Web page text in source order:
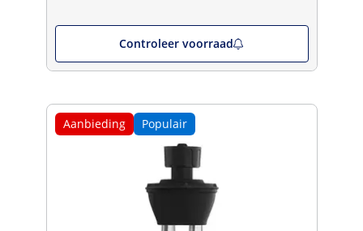
Controleer voorraad
Aanbieding Populair